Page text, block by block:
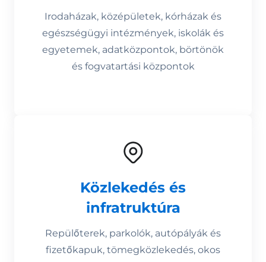
Irodaházak, középületek, kórházak és
egészségügyi intézmények, iskolák és
egyetemek, adatközpontok, börtönök
és fogvatartási központok
Közlekedés és
infratruktúra
Repülőterek, parkolók, autópályák és
fizetőkapuk, tömegközlekedés, okos